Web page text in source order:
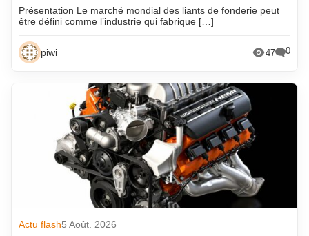
Présentation Le marché mondial des liants de fonderie peut
être défini comme l’industrie qui fabrique […]
piwi 47 0
Actu flash5 Août. 2026